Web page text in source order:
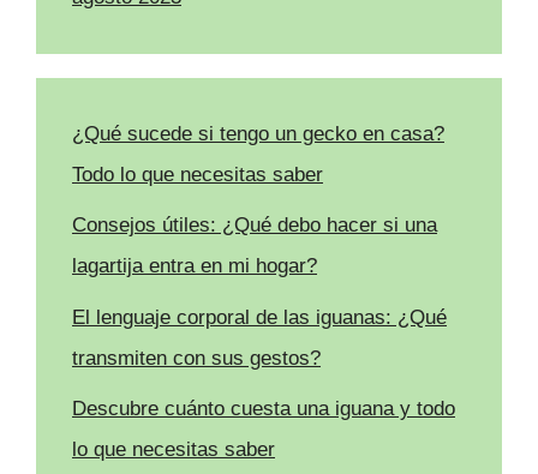
¿Qué sucede si tengo un gecko en casa?
Todo lo que necesitas saber
Consejos útiles: ¿Qué debo hacer si una
lagartija entra en mi hogar?
El lenguaje corporal de las iguanas: ¿Qué
transmiten con sus gestos?
Descubre cuánto cuesta una iguana y todo
lo que necesitas saber